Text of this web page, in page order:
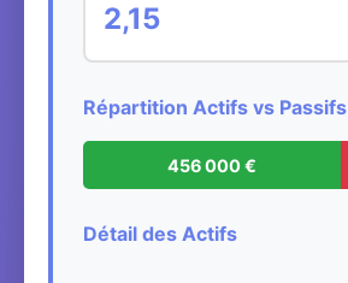
2,15
Répartition Actifs vs Passifs
456 000 €
Détail des Actifs